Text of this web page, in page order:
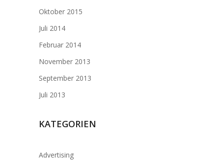
Oktober 2015
Juli 2014
Februar 2014
November 2013
September 2013
Juli 2013
KATEGORIEN
Advertising